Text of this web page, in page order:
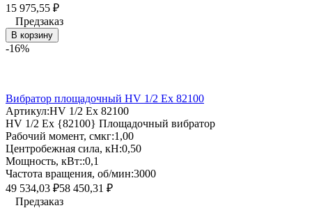
15 975,55 ₽
Предзаказ
В корзину
-16%
Вибратор площадочный HV 1/2 Ex 82100
Артикул:HV 1/2 Ex 82100
HV 1/2 Ex {82100} Площадочный вибратор
Рабочий момент, смкг:1,00
Центробежная сила, кН:0,50
Мощность, кВт::0,1
Частота вращения, об/мин:3000
49 534,03 ₽58 450,31 ₽
Предзаказ